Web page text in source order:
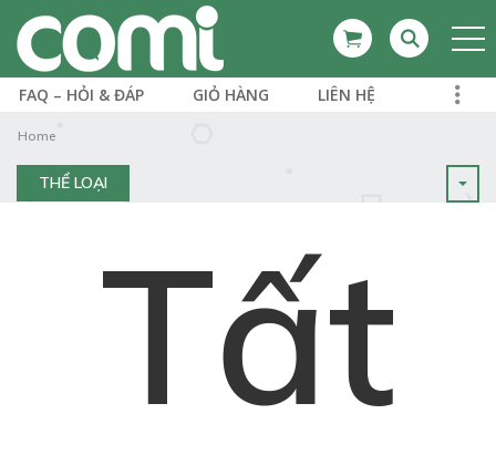
FAQ – HỎI & ĐÁP GIỎ HÀNG LIÊN HỆ
Home
THỂ LOẠI
Tất